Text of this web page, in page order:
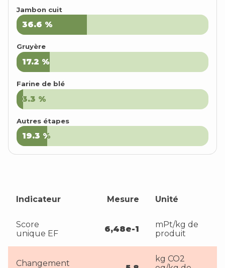
Jambon cuit
36.6 %
36.6 %
Gruyère
17.2 %
17.2 %
Farine de blé
3.3 %
3.3 %
Autres étapes
19.3 %
19.3 %
Indicateur Mesure Unité
Score
unique EF
6,48e-1
mPt/kg de
produit
Changement
kg CO2